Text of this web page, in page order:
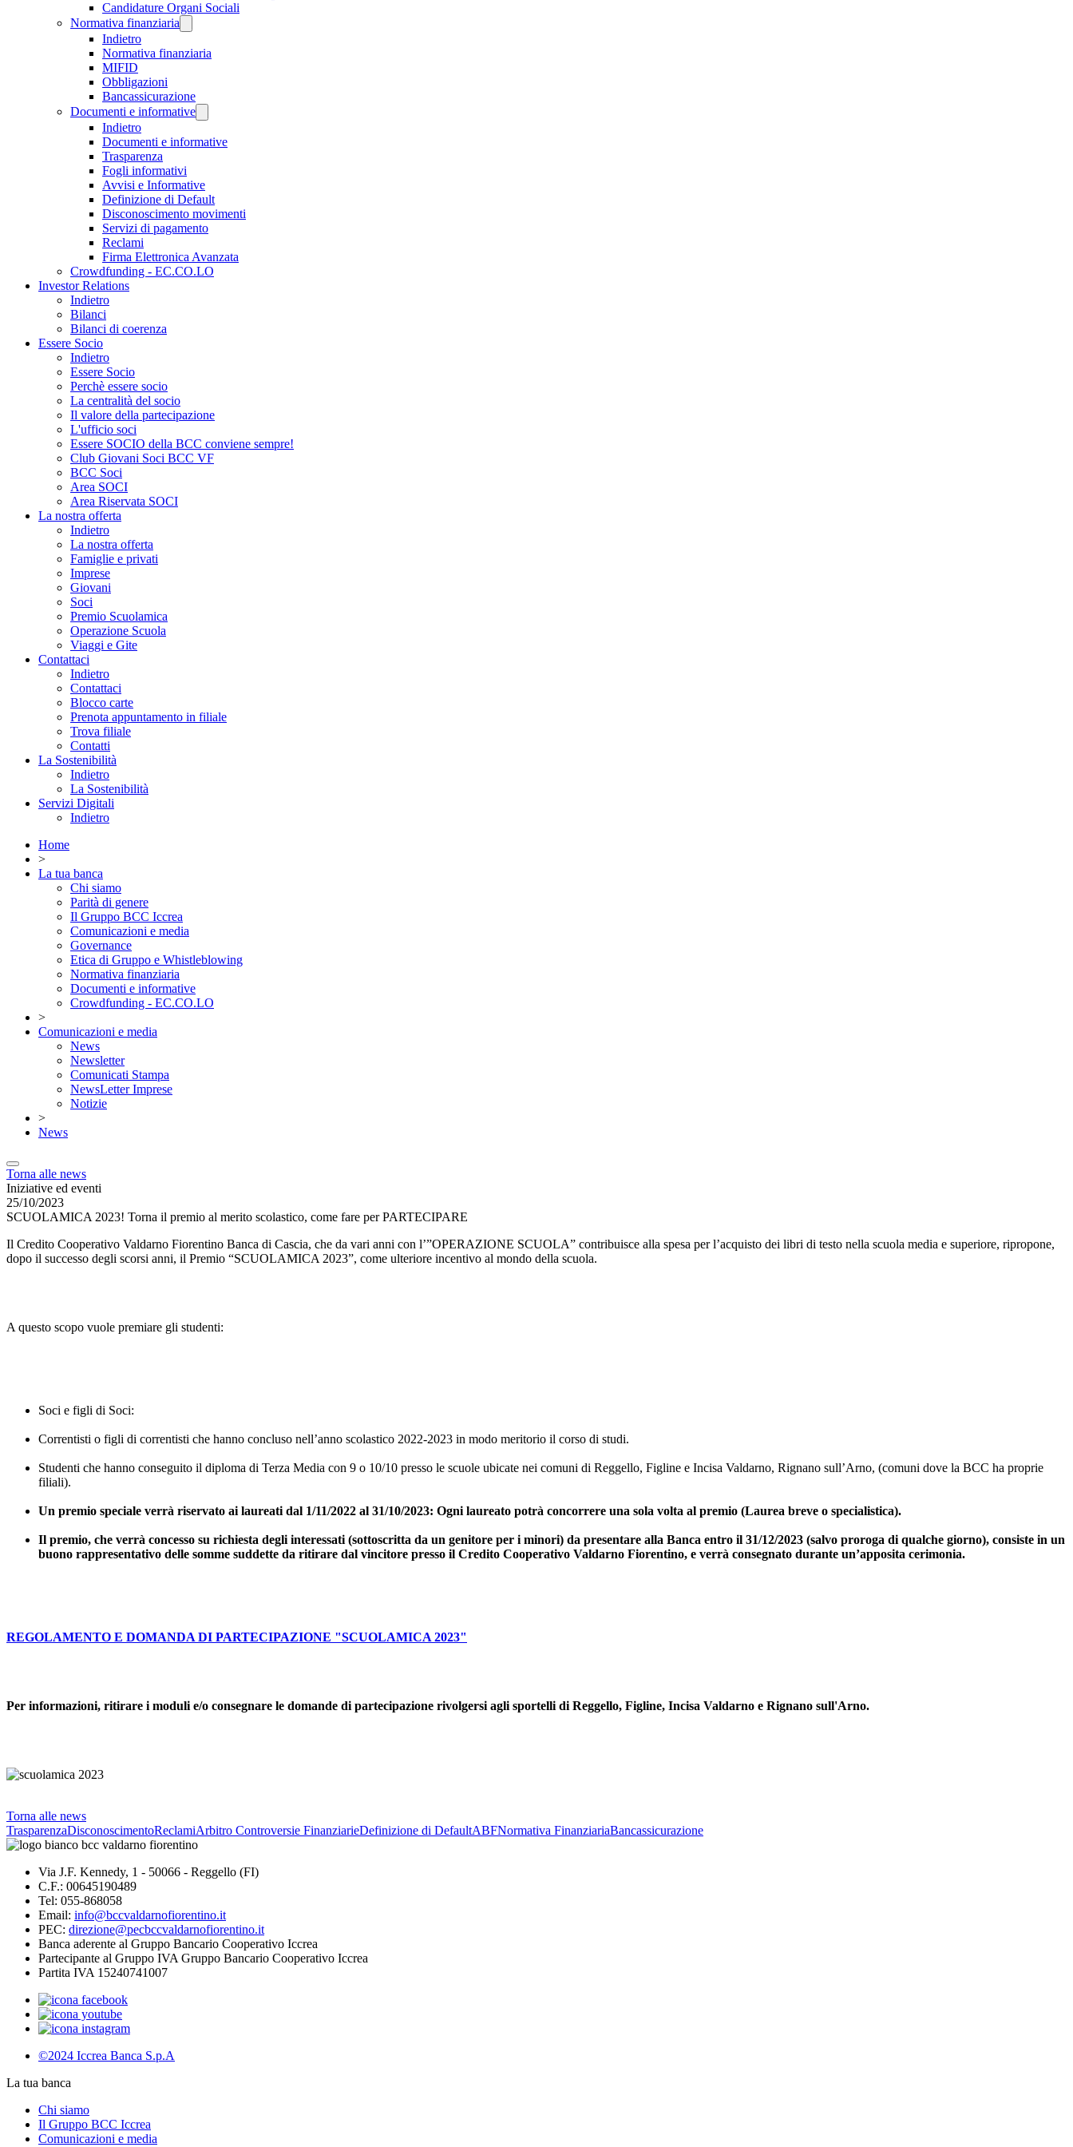
Candidature Organi Sociali
Normativa finanziaria
Indietro
Normativa finanziaria
MIFID
Obbligazioni
Bancassicurazione
Documenti e informative
Indietro
Documenti e informative
Trasparenza
Fogli informativi
Avvisi e Informative
Definizione di Default
Disconoscimento movimenti
Servizi di pagamento
Reclami
Firma Elettronica Avanzata
Crowdfunding - EC.CO.LO
Investor Relations
Indietro
Bilanci
Bilanci di coerenza
Essere Socio
Indietro
Essere Socio
Perchè essere socio
La centralità del socio
Il valore della partecipazione
L'ufficio soci
Essere SOCIO della BCC conviene sempre!
Club Giovani Soci BCC VF
BCC Soci
Area SOCI
Area Riservata SOCI
La nostra offerta
Indietro
La nostra offerta
Famiglie e privati
Imprese
Giovani
Soci
Premio Scuolamica
Operazione Scuola
Viaggi e Gite
Contattaci
Indietro
Contattaci
Blocco carte
Prenota appuntamento in filiale
Trova filiale
Contatti
La Sostenibilità
Indietro
La Sostenibilità
Servizi Digitali
Indietro
Home
>
La tua banca
Chi siamo
Parità di genere
Il Gruppo BCC Iccrea
Comunicazioni e media
Governance
Etica di Gruppo e Whistleblowing
Normativa finanziaria
Documenti e informative
Crowdfunding - EC.CO.LO
>
Comunicazioni e media
News
Newsletter
Comunicati Stampa
NewsLetter Imprese
Notizie
>
News
Torna alle news
Iniziative ed eventi
25/10/2023
SCUOLAMICA 2023! Torna il premio al merito scolastico, come fare per PARTECIPARE
Il Credito Cooperativo Valdarno Fiorentino Banca di Cascia, che da vari anni con l’”OPERAZIONE SCUOLA” contribuisce alla spesa per l’acquisto dei libri di testo nella scuola media e superiore, ripropone,
dopo il successo degli scorsi anni, il Premio “SCUOLAMICA 2023”, come ulteriore incentivo al mondo della scuola.
A questo scopo vuole premiare gli studenti:
Soci e figli di Soci:
Correntisti o figli di correntisti che hanno concluso nell’anno scolastico 2022-2023 in modo meritorio il corso di studi.
Studenti che hanno conseguito il diploma di Terza Media con 9 o 10/10 presso le scuole ubicate nei comuni di Reggello, Figline e Incisa Valdarno, Rignano sull’Arno, (comuni dove la BCC ha proprie
filiali).
Un premio speciale verrà riservato ai laureati dal 1/11/2022 al 31/10/2023: Ogni laureato potrà concorrere una sola volta al premio (Laurea breve o specialistica).
Il premio, che verrà concesso su richiesta degli interessati (sottoscritta da un genitore per i minori) da presentare alla Banca entro il 31/12/2023 (salvo proroga di qualche giorno), consiste in un
buono rappresentativo delle somme suddette da ritirare dal vincitore presso il Credito Cooperativo Valdarno Fiorentino, e verrà consegnato durante un’apposita cerimonia.
REGOLAMENTO E DOMANDA DI PARTECIPAZIONE "SCUOLAMICA 2023"
Per informazioni, ritirare i moduli e/o consegnare le domande di partecipazione rivolgersi agli sportelli di Reggello, Figline, Incisa Valdarno e Rignano sull'Arno.
Torna alle news
TrasparenzaDisconoscimentoReclamiArbitro Controversie FinanziarieDefinizione di DefaultABFNormativa FinanziariaBancassicurazione
Via J.F. Kennedy, 1 - 50066 - Reggello (FI)
C.F.: 00645190489
Tel: 055-868058
Email: info@bccvaldarnofiorentino.it
PEC: direzione@pecbccvaldarnofiorentino.it
Banca aderente al Gruppo Bancario Cooperativo Iccrea
Partecipante al Gruppo IVA Gruppo Bancario Cooperativo Iccrea
Partita IVA 15240741007
©2024 Iccrea Banca S.p.A
La tua banca
Chi siamo
Il Gruppo BCC Iccrea
Comunicazioni e media